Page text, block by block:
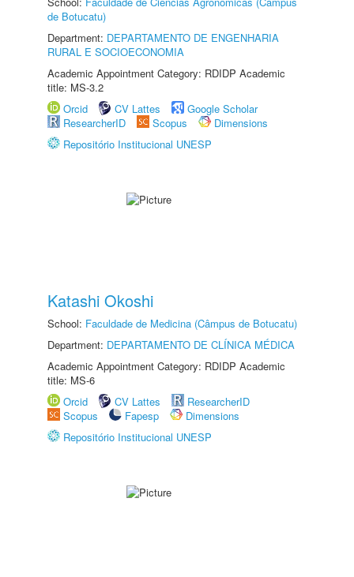
de Botucatu)
Department: DEPARTAMENTO DE ENGENHARIA
RURAL E SOCIOECONOMIA
Academic Appointment Category: RDIDP Academic
title: MS-3.2
Orcid
CV Lattes
Google Scholar
ResearcherID
Scopus
Dimensions
Repositório Institucional UNESP
Katashi Okoshi
School: Faculdade de Medicina (Câmpus de Botucatu)
Department: DEPARTAMENTO DE CLÍNICA MÉDICA
Academic Appointment Category: RDIDP Academic
title: MS-6
Orcid
CV Lattes
ResearcherID
Scopus
Fapesp
Dimensions
Repositório Institucional UNESP